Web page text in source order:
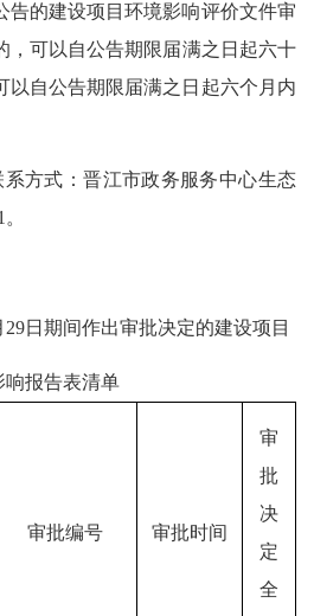
告的建设项目环境影响评价文件审
，可以 自公告期限届满之日起六十
以自公告期限届满之日起六个月内
方式：晋江市政务服务中心生态
。
29日期间作出审批决定的建设项目
响报告表清单
审批编号 审批时间
审
批
决
定
全